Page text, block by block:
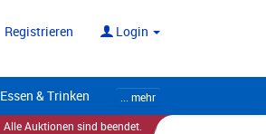
Registrieren Login
Essen & Trinken
... mehr
Alle Auktionen sind beendet.